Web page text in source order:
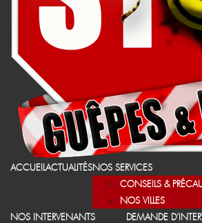
ACCUEILACTUALITÉSNOS SERVICES
CONSEILS &
NOS VILLES
NOS INTERVENANTS
DEMANDE